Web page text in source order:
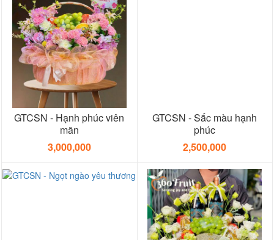
GTCSN - Hạnh phúc viên
mãn
3,000,000
GTCSN - Sắc màu hạnh
phúc
2,500,000